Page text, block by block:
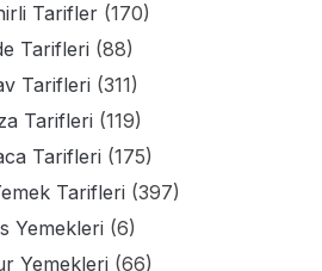
Tarifler (170)
Tarifleri (88)
Tarifleri (311)
Tarifleri (119)
Tarifleri (175)
Tarifleri (397)
Yemekleri (6)
Yemekleri (66)